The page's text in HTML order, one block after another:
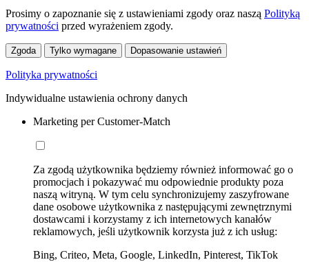
Prosimy o zapoznanie się z ustawieniami zgody oraz naszą Polityką
prywatności przed wyrażeniem zgody.
Zgoda Tylko wymagane Dopasowanie ustawień
Polityka prywatności
Indywidualne ustawienia ochrony danych
Marketing per Customer-Match
Za zgodą użytkownika będziemy również informować go o
promocjach i pokazywać mu odpowiednie produkty poza
naszą witryną. W tym celu synchronizujemy zaszyfrowane
dane osobowe użytkownika z następującymi zewnętrznymi
dostawcami i korzystamy z ich internetowych kanałów
reklamowych, jeśli użytkownik korzysta już z ich usług:
Bing, Criteo, Meta, Google, LinkedIn, Pinterest, TikTok